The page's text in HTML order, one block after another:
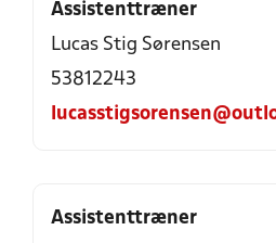
Assistenttræner
Lucas Stig Sørensen
53812243
Assistenttræner